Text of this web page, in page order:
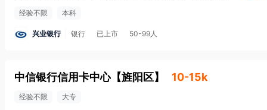
经验不限 本科
兴业银行 银行 已上市 50-99人
中信银行信用卡中心 【旌阳区】 10-15k
经验不限 大专